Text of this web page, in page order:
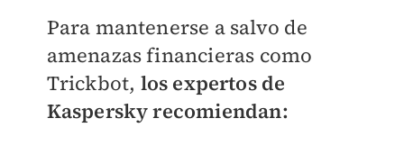
Para mantenerse a salvo de
amenazas financieras como
Trickbot, los expertos de
Kaspersky recomiendan: